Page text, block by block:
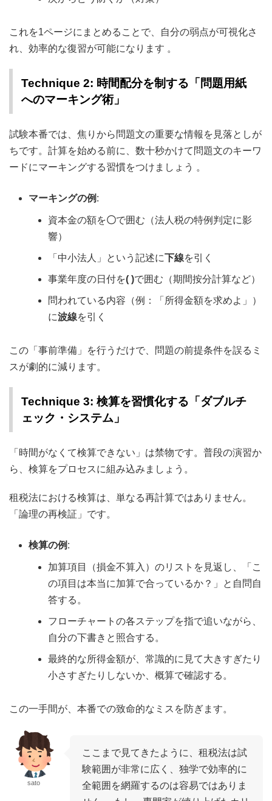
これを1ページにまとめることで、自分の弱点が可視化さ
れ、効率的な復習が可能になります 。
Technique 2: 時間配分を制する「問題用紙
へのマーキング術」
試験本番では、焦りから問題文の重要な情報を見落としが
ちです。計算を始める前に、数十秒かけて問題文のキーワ
ードにマーキングする習慣をつけましょう 。
マーキングの例 :
資本金の額を〇で囲む（法人税の特例判定に影
響）
「中小法人」という記述に下線を引く
事業年度の日付を( )で囲む（期間按分計算など）
問われている内容（例：「所得金額を求めよ」）
に波線を引く
この「事前準備」を行うだけで、問題の前提条件を誤るミ
スが劇的に減ります。
Technique 3: 検算を習慣化する「ダブルチ
ェック・システム」
「時間がなくて検算できない」は禁物です。普段の演習か
ら、検算をプロセスに組み込みましょう。
租税法における検算は、単なる再計算ではありません。
「論理の再検証」です。
検算の例 :
加算項目（損金不算入）のリストを見返し、「こ
の項目は本当に加算で合っているか？」と自問自
答する。
フローチャートの各ステップを指で追いながら、
自分の下書きと照合する。
最終的な所得金額が、常識的に見て大きすぎたり
小さすぎたりしないか、概算で確認する。
この一手間が、本番での致命的なミスを防ぎます。
sato
ここまで見てきたように、租税法は試
験範囲が非常に広く、独学で効率的に
全範囲を網羅するのは容易ではありま